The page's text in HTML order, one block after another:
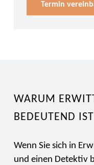
Termin
WARUM
BEDEUTEND IST
Wenn Sie sich in
und einen Detektiv